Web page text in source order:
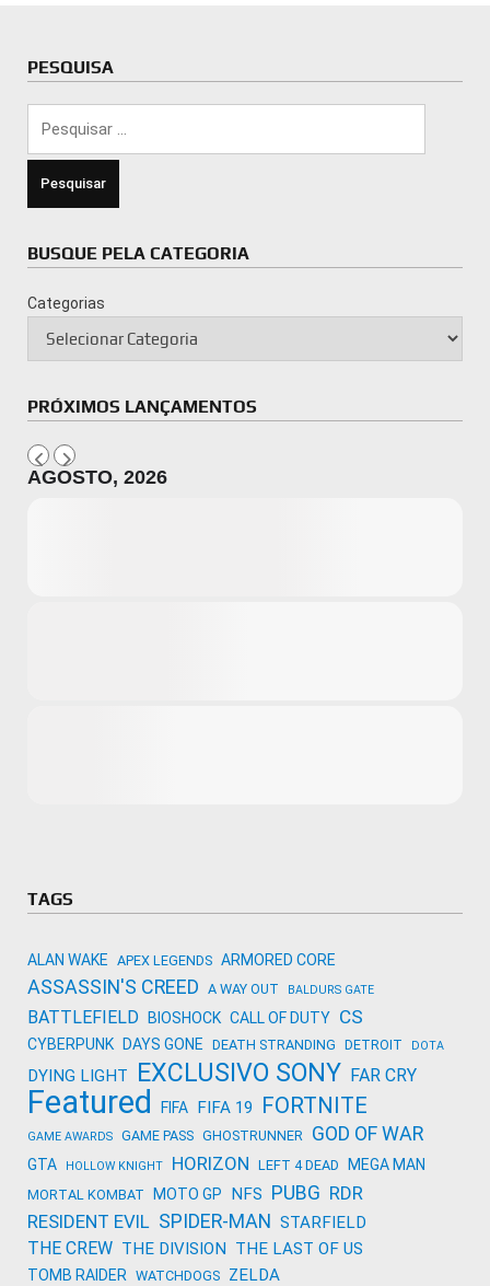
PESQUISA
BUSQUE PELA CATEGORIA
Categorias
PRÓXIMOS LANÇAMENTOS
AGOSTO, 2026
TAGS
ALAN WAKE APEX LEGENDS ARMORED CORE
ASSASSIN'S CREED A WAY OUT BALDURS GATE
BATTLEFIELD BIOSHOCK CALL OF DUTY CS
CYBERPUNK DAYS GONE DEATH STRANDING DETROIT DOTA
DYING LIGHT EXCLUSIVO SONY FAR CRY
Featured FIFA FIFA 19 FORTNITE
GAME AWARDS GAME PASS GHOSTRUNNER GOD OF WAR
GTA HOLLOW KNIGHT HORIZON LEFT 4 DEAD MEGA MAN
MORTAL KOMBAT MOTO GP NFS PUBG RDR
RESIDENT EVIL SPIDER-MAN STARFIELD
THE CREW THE DIVISION THE LAST OF US
TOMB RAIDER WATCHDOGS ZELDA